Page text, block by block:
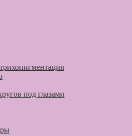
под глазами